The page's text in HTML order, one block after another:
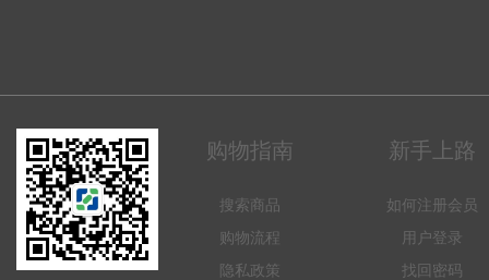
购物指南
搜索商品
购物流程
隐私政策
新手上路
如何注册会员
用户登录
找回密码